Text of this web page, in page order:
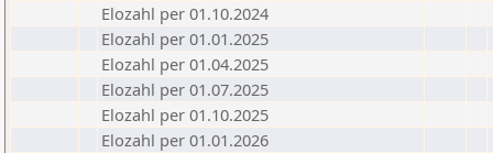
Elozahl per 01.10.2024
Elozahl per 01.01.2025
Elozahl per 01.04.2025
Elozahl per 01.07.2025
Elozahl per 01.10.2025
Elozahl per 01.01.2026